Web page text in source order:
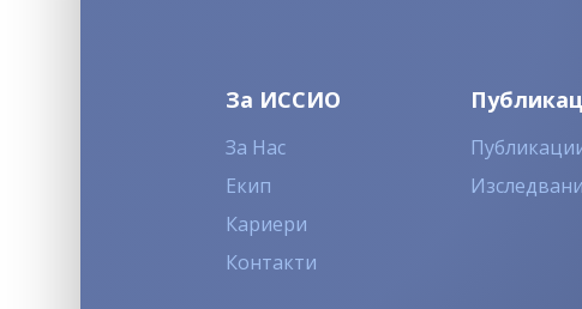
За ИССИО
За Нас
Екип
Кариери
Контакти